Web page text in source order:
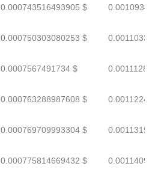
0.000743516493905 $
0.000750303080253 $
0.0007567491734 $
0.000763288987608 $
0.000769709993304 $
0.000775814669432 $